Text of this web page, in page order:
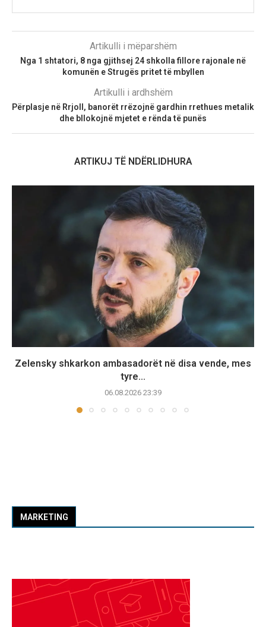
Artikulli i mëparshëm
Nga 1 shtatori, 8 nga gjithsej 24 shkolla fillore rajonale në
komunën e Strugës pritet të mbyllen
Artikulli i ardhshëm
Përplasje në Rrjoll, banorët rrëzojnë gardhin rrethues metalik
dhe bllokojnë mjetet e rënda të punës
ARTIKUJ TË NDËRLIDHURA
Zelensky shkarkon ambasadorët në disa vende, mes
tyre...
06.08.2026 23:39
MARKETING